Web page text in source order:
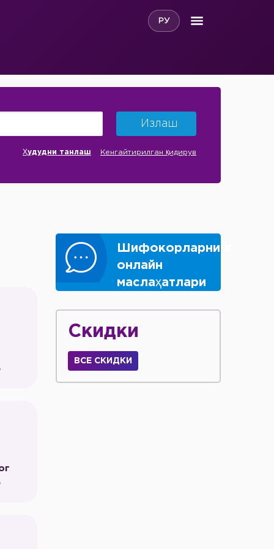
РУ
Излаш
Ҳудудни танлаш Кенгайтирилган қидирув
Шифокорларнинг
онлайн
маслаҳатлари
Скидки
ВСЕ СКИДКИ